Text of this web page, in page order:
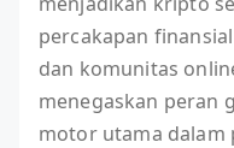
percakapan
dan komunitas
menegaskan peran
motor utama dalam